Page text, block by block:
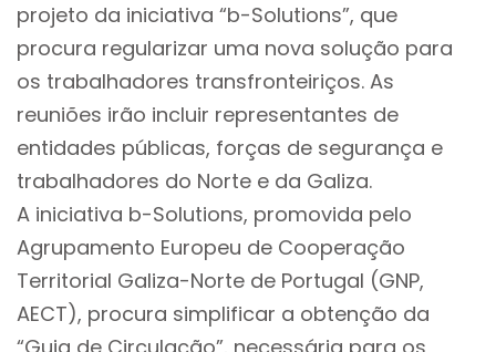
projeto da iniciativa “b-Solutions”, que
procura regularizar uma nova solução para
os trabalhadores transfronteiriços. As
reuniões irão incluir representantes de
entidades públicas, forças de segurança e
trabalhadores do Norte e da Galiza.
A iniciativa b-Solutions, promovida pelo
Agrupamento Europeu de Cooperação
Territorial Galiza-Norte de Portugal (GNP,
AECT), procura simplificar a obtenção da